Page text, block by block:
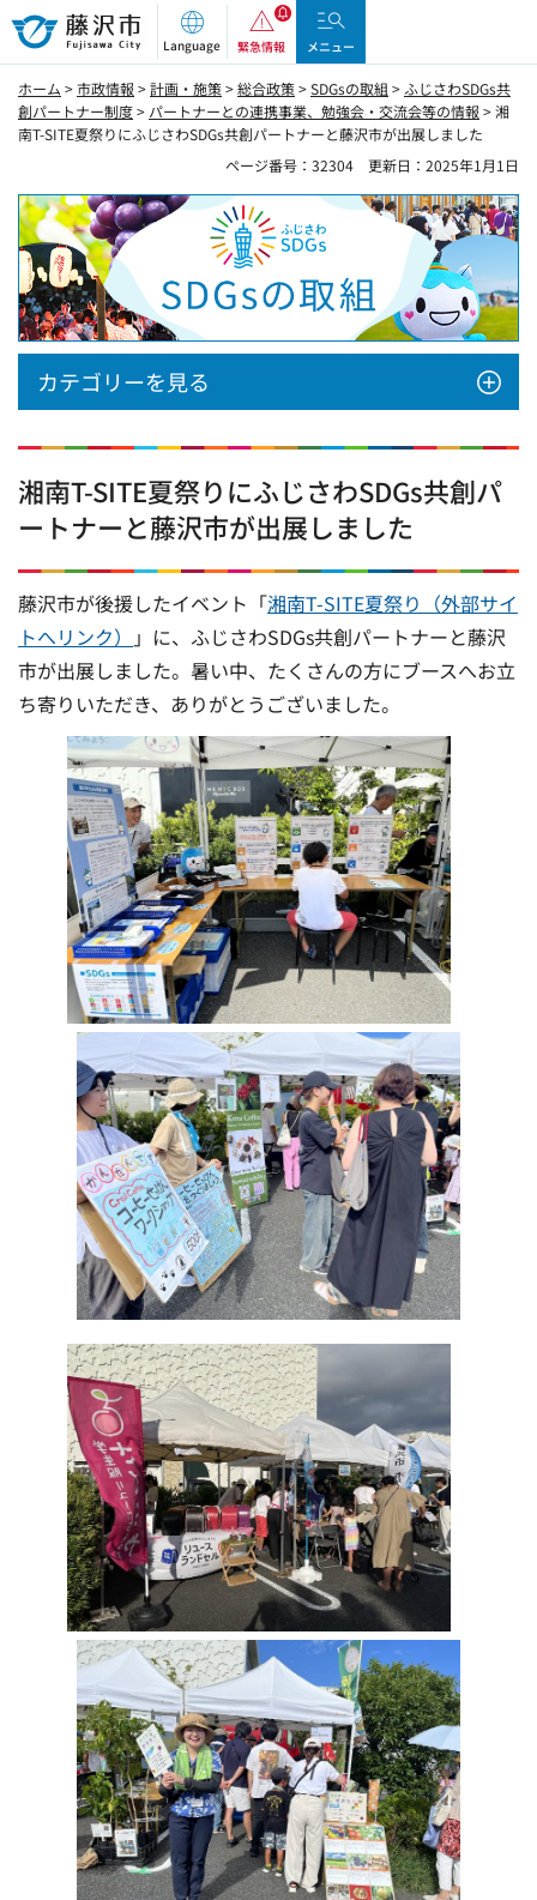
藤沢市
Language 緊急情報 メニュー
ホーム >市政情報 >計画・施策>総合政策>SDGsの取組 >ふじさわSDGs共
創パートナー制度> パートナーとの連携事業、勉強会・交流会等の情報 > 湘
南T-SITE夏祭りにふじさわSDGs共創パートナーと藤沢市が出展しました
ページ番号：32304
更新日：2025年1月1日
SDGsの取組
カテゴリーを見る
湘南T-SITE夏祭りにふじさわSDGs共創パ
ートナーと藤沢市が出展しました
藤沢市が後援したイベント「湘南T-SITE夏祭り（外部サイ
トへリンク）
」に、ふじさわSDGs共創パートナーと藤沢
市が出展しました。暑い中、たくさんの方にブースへお立
ち寄りいただき、ありがとうございました。